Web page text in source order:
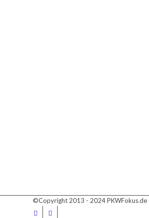
©Copyright 2013 - 2024 PKWFokus.de |